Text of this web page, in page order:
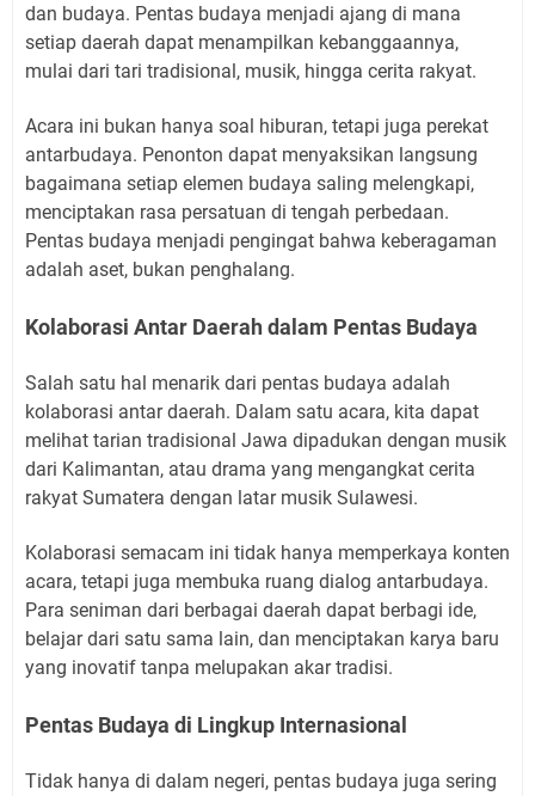
dan budaya. Pentas budaya menjadi ajang di mana
setiap daerah dapat menampilkan kebanggaannya,
mulai dari tari tradisional, musik, hingga cerita rakyat.
Acara ini bukan hanya soal hiburan, tetapi juga perekat
antarbudaya. Penonton dapat menyaksikan langsung
bagaimana setiap elemen budaya saling melengkapi,
menciptakan rasa persatuan di tengah perbedaan.
Pentas budaya menjadi pengingat bahwa keberagaman
adalah aset, bukan penghalang.
Kolaborasi Antar Daerah dalam Pentas Budaya
Salah satu hal menarik dari pentas budaya adalah
kolaborasi antar daerah. Dalam satu acara, kita dapat
melihat tarian tradisional Jawa dipadukan dengan musik
dari Kalimantan, atau drama yang mengangkat cerita
rakyat Sumatera dengan latar musik Sulawesi.
Kolaborasi semacam ini tidak hanya memperkaya konten
acara, tetapi juga membuka ruang dialog antarbudaya.
Para seniman dari berbagai daerah dapat berbagi ide,
belajar dari satu sama lain, dan menciptakan karya baru
yang inovatif tanpa melupakan akar tradisi.
Pentas Budaya di Lingkup Internasional
Tidak hanya di dalam negeri, pentas budaya juga sering